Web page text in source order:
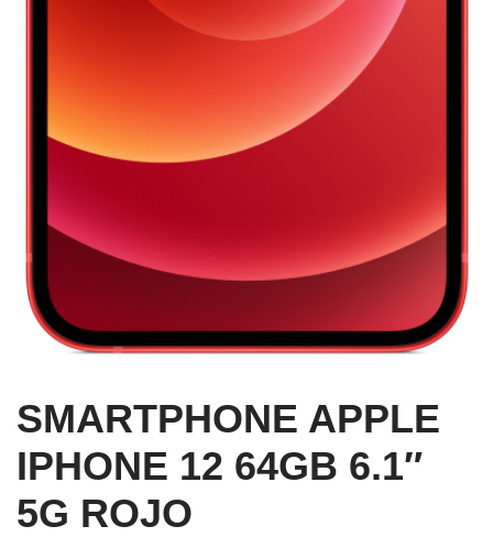
SMARTPHONE APPLE
IPHONE 12 64GB 6.1″
5G ROJO